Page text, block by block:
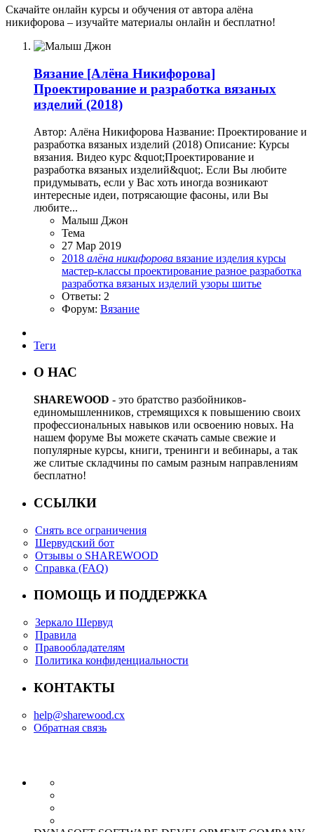
Скачайте онлайн курсы и обучения от автора алёна
никифорова – изучайте материалы онлайн и бесплатно!
Вязание [Алёна Никифорова]
Проектирование и разработка вязаных
изделий (2018)
Автор: Алёна Никифорова Название: Проектирование и
разработка вязаных изделий (2018) Описание: Курсы
вязания. Видео курс &quot;Проектирование и
разработка вязаных изделий&quot;. Если Вы любите
придумывать, если у Вас хоть иногда возникают
интересные идеи, потрясающие фасоны, или Вы
любите...
Малыш Джон
Тема
27 Мар 2019
2018 алёна никифорова вязание изделия курсы
мастер-классы проектирование разное разработка
разработка вязаных изделий узоры шитье
Ответы: 2
Форум: Вязание
Теги
О НАС
SHAREWOOD - это братство разбойников-
единомышленников, стремящихся к повышению своих
профессиональных навыков или освоению новых. На
нашем форуме Вы можете скачать самые свежие и
популярные курсы, книги, тренинги и вебинары, а так
же слитые складчины по самым разным направлениям
бесплатно!
ССЫЛКИ
Снять все ограничения
Шервудский бот
Отзывы о SHAREWOOD
Справка (FAQ)
ПОМОЩЬ И ПОДДЕРЖКА
Зеркало Шервуд
Правила
Правообладателям
Политика конфиденциальности
КОНТАКТЫ
help@sharewood.cx
Обратная связь